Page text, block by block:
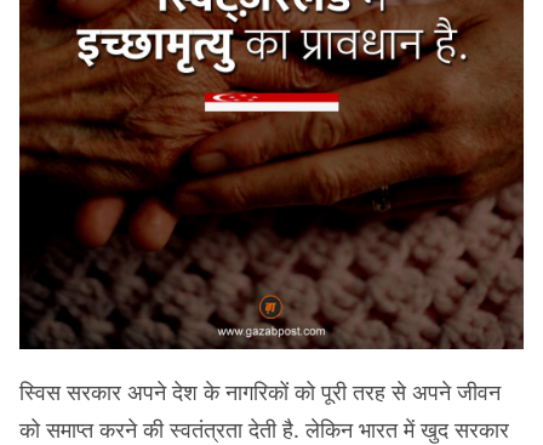
स्विस सरकार अपने देश के नागरिकों को पूरी तरह से अपने जीवन
को समाप्त करने की स्वतंत्रता देती है. लेकिन भारत में खुद सरकार